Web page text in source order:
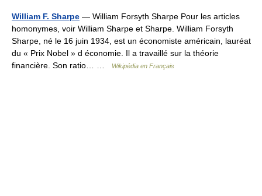
William F. Sharpe — William Forsyth Sharpe Pour les articles
homonymes, voir William Sharpe et Sharpe. William Forsyth
Sharpe, né le 16 juin 1934, est un économiste américain, lauréat
du « Prix Nobel » d économie. Il a travaillé sur la théorie
financière. Son ratio… …
Wikipédia en Français